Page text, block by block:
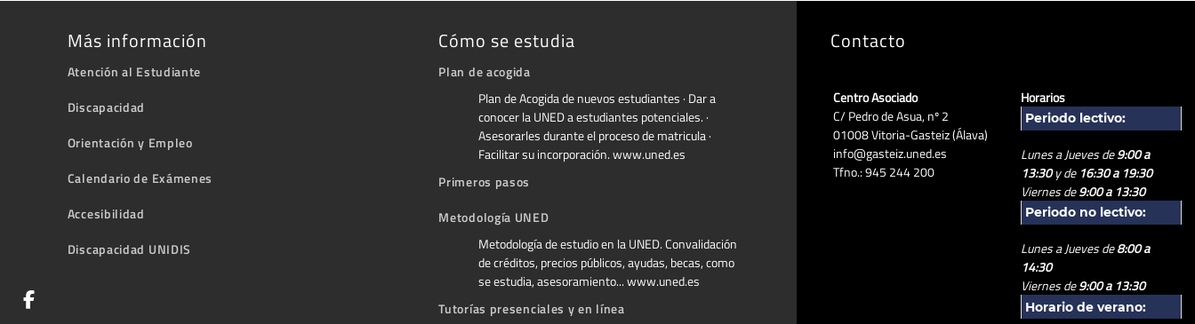
Más información
Atención al Estudiante
Discapacidad
Orientación y Empleo
Calendario de Exámenes
Accesibilidad
Discapacidad UNIDIS
Cómo se estudia
Plan de acogida
Plan de Acogida de nuevos estudiantes · Dar a
conocer la UNED a estudiantes potenciales. ·
Asesorarles durante el proceso de matricula ·
Facilitar su incorporación. www.uned.es
Primeros pasos
Metodología UNED
Metodología de estudio en la UNED. Convalidación
de créditos, precios públicos, ayudas, becas, como
se estudia, asesoramiento... www.uned.es
Tutorías presenciales y en línea
Contacto
Centro Asociado
C/ Pedro de Asua, nº 2
01008 Vitoria-Gasteiz (Álava)
info@gasteiz.uned.es
Tfno.: 945 244 200
Horarios
Periodo lectivo:
Lunes a Jueves de9:00 a
13:30y de 16:30 a 19:30
Viernes de9:00 a 13:30
Periodo no lectivo:
Lunes a Jueves de8:00 a
14:30
Viernes de9:00 a 13:30
Horario de verano: